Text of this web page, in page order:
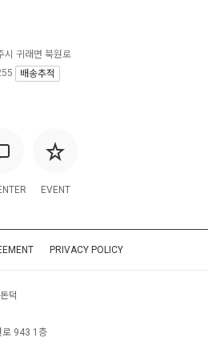
EVENT
시 귀래면 북원로
배송추적
PRIVACY POLICY
덕
로 943 1층